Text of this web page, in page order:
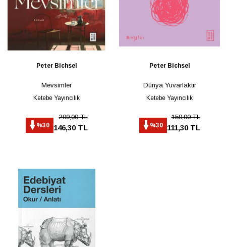
Peter Bichsel
Mevsimler
Ketebe Yayıncılık
%30
209,00 TL
146,30 TL
Peter Bichsel
Dünya Yuvarlaktır
Ketebe Yayıncılık
%30
159,00 TL
111,30 TL